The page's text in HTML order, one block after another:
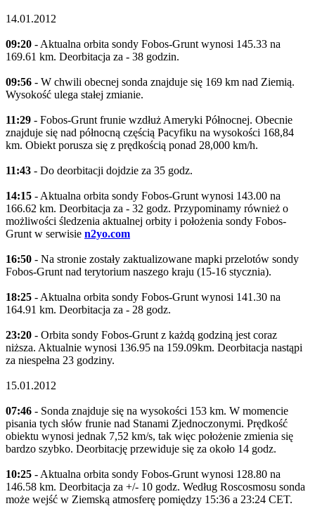
14.01.2012
09:20 - Aktualna orbita sondy Fobos-Grunt wynosi 145.33 na
169.61 km. Deorbitacja za - 38 godzin.
09:56 - W chwili obecnej sonda znajduje się 169 km nad Ziemią.
Wysokość ulega stałej zmianie.
11:29 - Fobos-Grunt frunie wzdłuż Ameryki Północnej. Obecnie
znajduje się nad północną częścią Pacyfiku na wysokości 168,84
km. Obiekt porusza się z prędkością ponad 28,000 km/h.
11:43 - Do deorbitacji dojdzie za 35 godz.
14:15 - Aktualna orbita sondy Fobos-Grunt wynosi 143.00 na
166.62 km. Deorbitacja za - 32 godz. Przypominamy również o
możliwości śledzenia aktualnej orbity i położenia sondy Fobos-
Grunt w serwisie n2yo.com
16:50 - Na stronie zostały zaktualizowane mapki przelotów sondy
Fobos-Grunt nad terytorium naszego kraju (15-16 stycznia).
18:25 - Aktualna orbita sondy Fobos-Grunt wynosi 141.30 na
164.91 km. Deorbitacja za - 28 godz.
23:20 - Orbita sondy Fobos-Grunt z każdą godziną jest coraz
niższa. Aktualnie wynosi 136.95 na 159.09km. Deorbitacja nastąpi
za niespełna 23 godziny.
15.01.2012
07:46 - Sonda znajduje się na wysokości 153 km. W momencie
pisania tych słów frunie nad Stanami Zjednoczonymi. Prędkość
obiektu wynosi jednak 7,52 km/s, tak więc położenie zmienia się
bardzo szybko. Deorbitację przewiduje się za około 14 godz.
10:25 - Aktualna orbita sondy Fobos-Grunt wynosi 128.80 na
146.58 km. Deorbitacja za +/- 10 godz. Według Roscosmosu sonda
może wejść w Ziemską atmosferę pomiędzy 15:36 a 23:24 CET.